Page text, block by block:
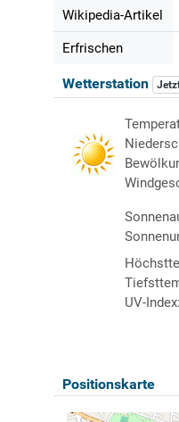
Wikipedia-Artikel
Erfrischen
Wetterstation
UV-Index:
Positionskarte